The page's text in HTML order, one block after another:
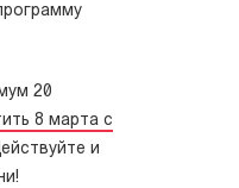
20
8 марта с
и